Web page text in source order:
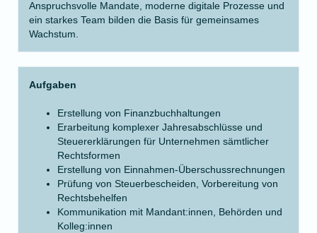
Anspruchsvolle Mandate, moderne digitale Prozesse und
ein starkes Team bilden die Basis für gemeinsames
Wachstum.
Aufgaben
Erstellung von Finanzbuchhaltungen
Erarbeitung komplexer Jahresabschlüsse und
Steuererklärungen für Unternehmen sämtlicher
Rechtsformen
Erstellung von Einnahmen-Überschussrechnungen
Prüfung von Steuerbescheiden, Vorbereitung von
Rechtsbehelfen
Kommunikation mit Mandant:innen, Behörden und
Kolleg:innen